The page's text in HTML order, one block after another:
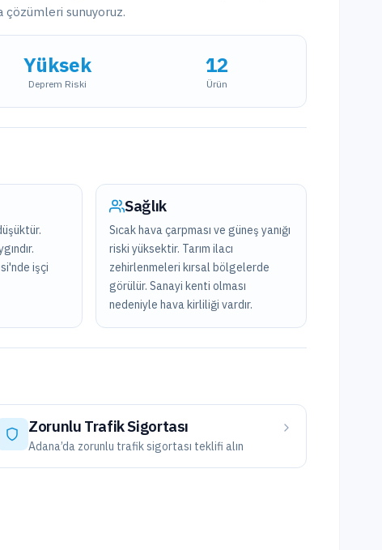
çözümleri sunuyoruz.
Yüksek
Deprem Riski
12
Ürün
işçi
Sağlık
Sıcak hava çarpması ve güneş yanığı
riski yüksektir. Tarım ilacı
zehirlenmeleri kırsal bölgelerde
görülür. Sanayi kenti olması
nedeniyle hava kirliliği vardır.
Zorunlu Trafik Sigortası
Adana’da zorunlu trafik sigortası teklifi alın